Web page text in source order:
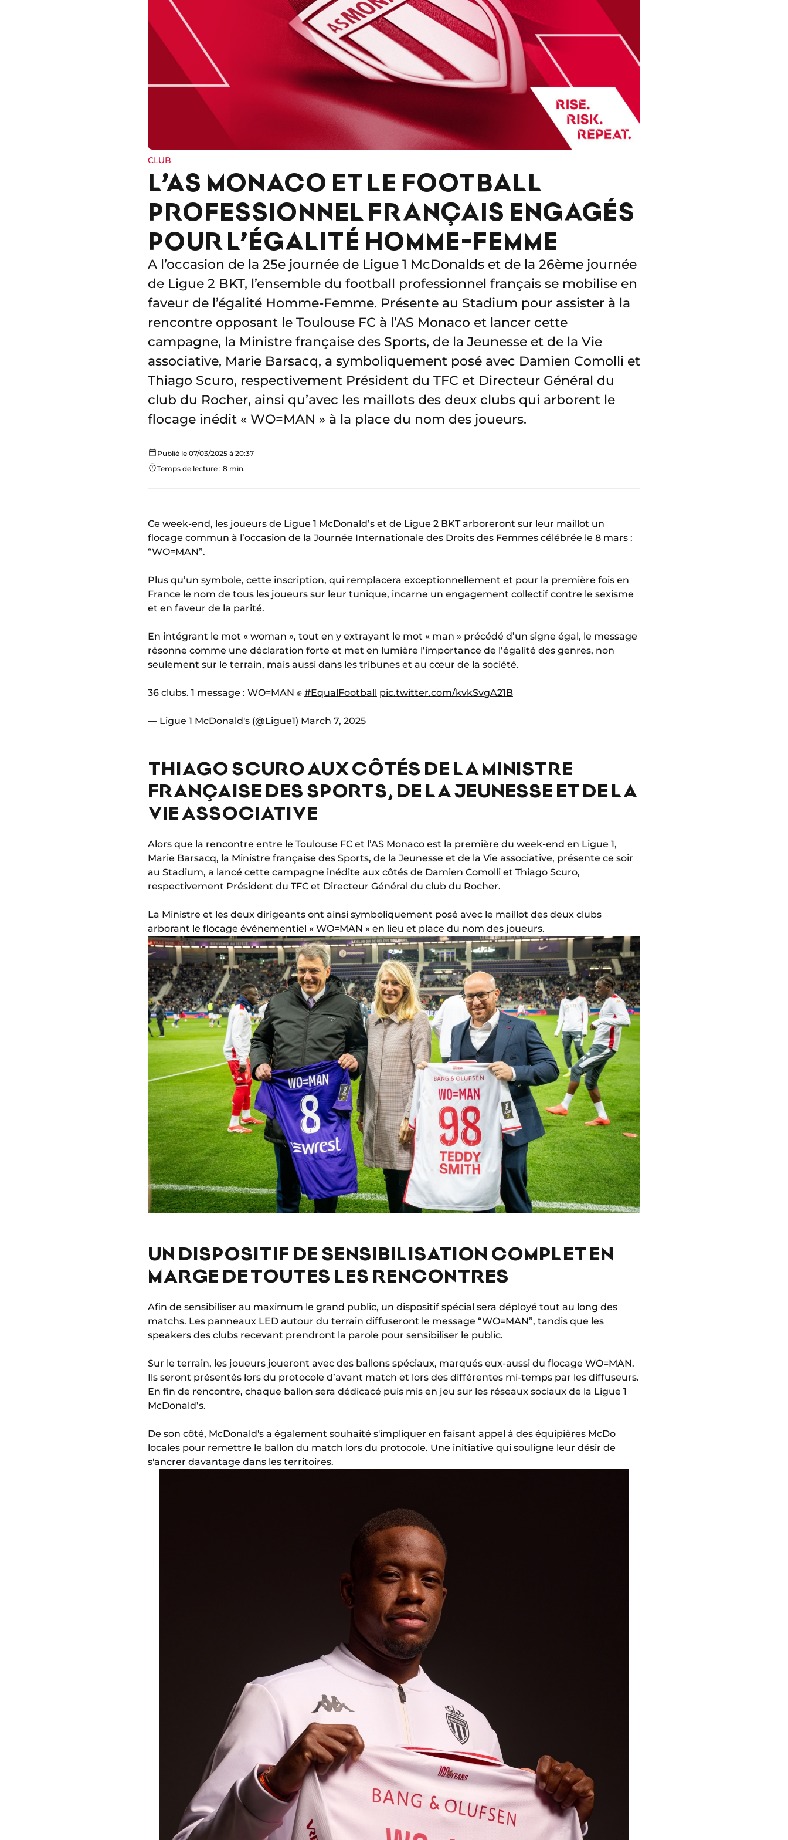
CLUB
L’AS MONACO ET LE FOOTBALL
PROFESSIONNEL FRANÇAIS ENGAGÉS
POUR L’ÉGALITÉ HOMME-FEMME
A l’occasion de la 25e journée de Ligue 1 McDonalds et de la 26ème journée
de Ligue 2 BKT, l’ensemble du football professionnel français se mobilise en
faveur de l’égalité Homme-Femme. Présente au Stadium pour assister à la
rencontre opposant le Toulouse FC à l’AS Monaco et lancer cette
campagne, la Ministre française des Sports, de la Jeunesse et de la Vie
associative, Marie Barsacq, a symboliquement posé avec Damien Comolli et
Thiago Scuro, respectivement Président du TFC et Directeur Général du
club du Rocher, ainsi qu’avec les maillots des deux clubs qui arborent le
flocage inédit « WO=MAN » à la place du nom des joueurs.
Publié le 07/03/2025 à 20:37
Temps de lecture : 8 min.
Ce week-end, les joueurs de Ligue 1 McDonald’s et de Ligue 2 BKT arboreront sur leur maillot un
flocage commun à l’occasion de la Journée Internationale des Droits des Femmes célébrée le 8 mars :
“WO=MAN”.
Plus qu’un symbole, cette inscription, qui remplacera exceptionnellement et pour la première fois en
France le nom de tous les joueurs sur leur tunique, incarne un engagement collectif contre le sexisme
et en faveur de la parité.
En intégrant le mot « woman », tout en y extrayant le mot « man » précédé d’un signe égal, le message
résonne comme une déclaration forte et met en lumière l’importance de l’égalité des genres, non
seulement sur le terrain, mais aussi dans les tribunes et au cœur de la société.
36 clubs. 1 message : WO=MAN ✊ #EqualFootball pic.twitter.com/kvkSvgA21B
— Ligue 1 McDonald's (@Ligue1) March 7, 2025
THIAGO SCURO AUX CÔTÉS DE LA MINISTRE
FRANÇAISE DES SPORTS, DE LA JEUNESSE ET DE LA
VIE ASSOCIATIVE
Alors que la rencontre entre le Toulouse FC et l’AS Monaco est la première du week-end en Ligue 1,
Marie Barsacq, la Ministre française des Sports, de la Jeunesse et de la Vie associative, présente ce soir
au Stadium, a lancé cette campagne inédite aux côtés de Damien Comolli et Thiago Scuro,
respectivement Président du TFC et Directeur Général du club du Rocher.
La Ministre et les deux dirigeants ont ainsi symboliquement posé avec le maillot des deux clubs
arborant le flocage événementiel « WO=MAN » en lieu et place du nom des joueurs.
UN DISPOSITIF DE SENSIBILISATION COMPLET EN
MARGE DE TOUTES LES RENCONTRES
Afin de sensibiliser au maximum le grand public, un dispositif spécial sera déployé tout au long des
matchs. Les panneaux LED autour du terrain diffuseront le message “WO=MAN”, tandis que les
speakers des clubs recevant prendront la parole pour sensibiliser le public.
Sur le terrain, les joueurs joueront avec des ballons spéciaux, marqués eux-aussi du flocage WO=MAN.
Ils seront présentés lors du protocole d’avant match et lors des différentes mi-temps par les diffuseurs.
En fin de rencontre, chaque ballon sera dédicacé puis mis en jeu sur les réseaux sociaux de la Ligue 1
McDonald’s.
De son côté, McDonald's a également souhaité s'impliquer en faisant appel à des équipières McDo
locales pour remettre le ballon du match lors du protocole. Une initiative qui souligne leur désir de
s'ancrer davantage dans les territoires.